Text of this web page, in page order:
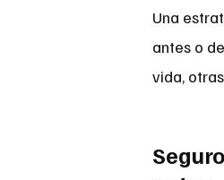
Una
antes o
vida,